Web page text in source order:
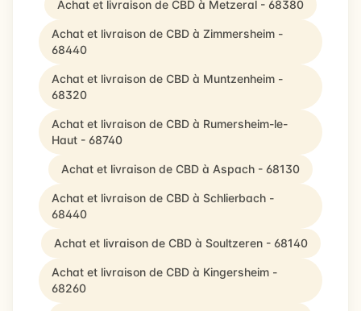
Achat et livraison de CBD à Metzeral - 68380
Achat et livraison de CBD à Zimmersheim -
68440
Achat et livraison de CBD à Muntzenheim -
68320
Achat et livraison de CBD à Rumersheim-le-
Haut - 68740
Achat et livraison de CBD à Aspach - 68130
Achat et livraison de CBD à Schlierbach -
68440
Achat et livraison de CBD à Soultzeren - 68140
Achat et livraison de CBD à Kingersheim -
68260